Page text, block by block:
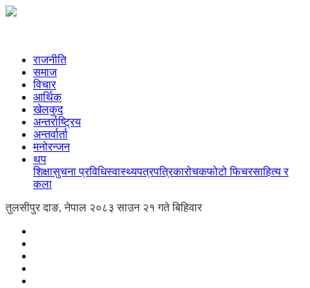
राजनीति
समाज
विचार
आर्थिक
खेलकुद
अन्तर्राष्ट्रिय
अन्तर्वार्ता
मनोरन्जन
थप
शिक्षासुचना प्रविधिस्वास्थ्यपत्रपत्रिकारोचकफोटो फिचरसाहित्य र
कला
तुलसीपुर दाङ, नेपाल २०८३ साउन २१ गते बिहिवार